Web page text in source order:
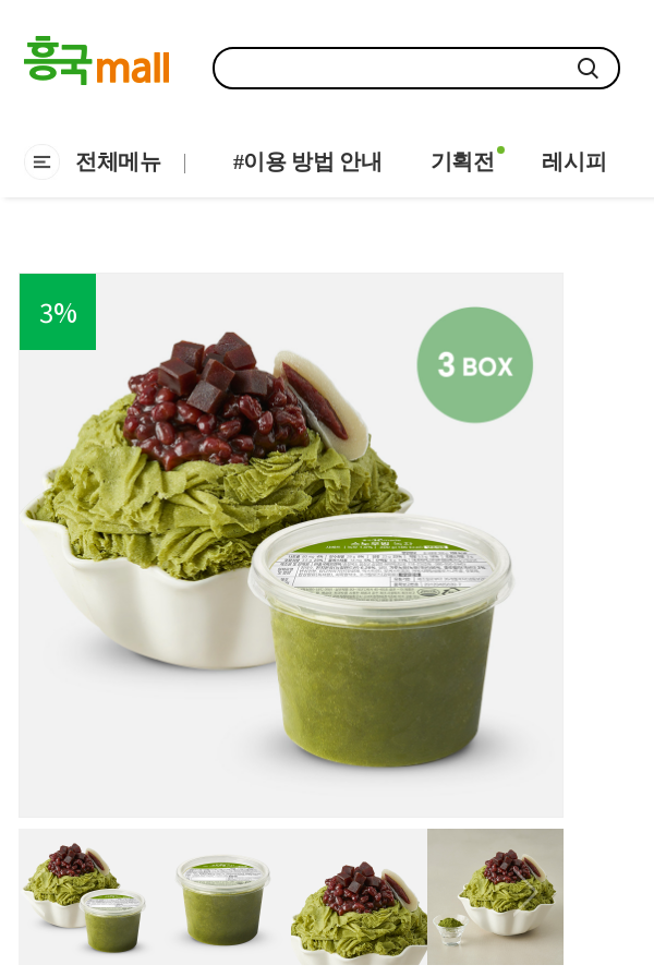
전체메뉴 #이용 방법 안내 기획전 레시피
3%